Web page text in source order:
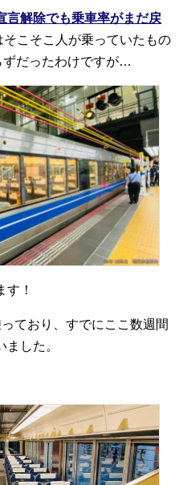
言解除でも乗車率がまだ戻
そこそこ人が乗っていたもの
ずだったわけですが…
！
ており、すでにここ数週間
した。